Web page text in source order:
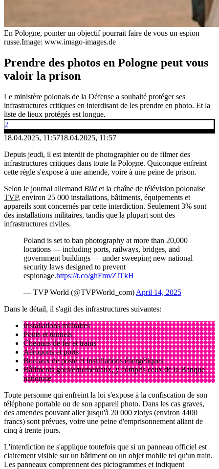
En Pologne, pointer un objectif pourrait faire de vous un espion
russe.Image: www.imago-images.de
Prendre des photos en Pologne peut vous
valoir la prison
Le ministère polonais de la Défense a souhaité protéger ses
infrastructures critiques en interdisant de les prendre en photo. Et la
liste de lieux protégés est longue.
2
18.04.2025, 11:5718.04.2025, 11:57
Depuis jeudi, il est interdit de photographier ou de filmer des
infrastructures critiques dans toute la Pologne. Quiconque enfreint
cette règle s'expose à une amende, voire à une peine de prison.
Selon le journal allemand Bild et la chaîne de télévision polonaise
TVP, environ 25 000 installations, bâtiments, équipements et
appareils sont concernés par cette interdiction. Seulement 3% sont
des installations militaires, tandis que la plupart sont des
infrastructures civiles.
Poland is set to ban photography at more than 20,000
locations — including ports, railways, bridges, and
government buildings — under sweeping new national
security laws designed to prevent
espionage.https://t.co/ghFmvZITkH
— TVP World (@TVPWorld_com) April 14, 2025
Dans le détail, il s'agit des infrastructures suivantes:
Installations militaires
Ponts et tunnels
Chemins de fer et trains
Aéroports et ports
Bureaux de poste et installations énergétiques
Bâtiments gouvernementaux, y compris ceux de la Banque
nationale
Toute personne qui enfreint la loi s'expose à la confiscation de son
téléphone portable ou de son appareil photo. Dans les cas graves,
des amendes pouvant aller jusqu'à 20 000 zlotys (environ 4400
francs) sont prévues, voire une peine d'emprisonnement allant de
cinq à trente jours.
L'interdiction ne s'applique toutefois que si un panneau officiel est
clairement visible sur un bâtiment ou un objet mobile tel qu'un train.
Les panneaux comprennent des pictogrammes et indiquent